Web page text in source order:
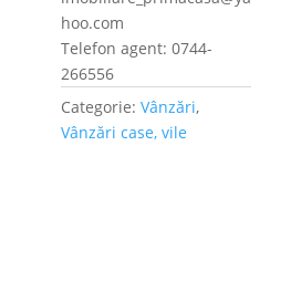
hoo.com
Telefon agent: 0744-
266556
Categorie:Vânzări,
Vânzări case, vile